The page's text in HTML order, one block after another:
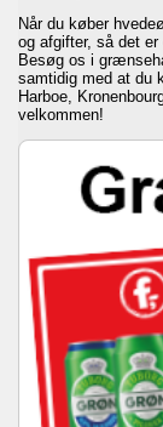
Når du køber
og afgifter, så det
Besøg os i
samtidig med at du
Harboe,
velkommen!